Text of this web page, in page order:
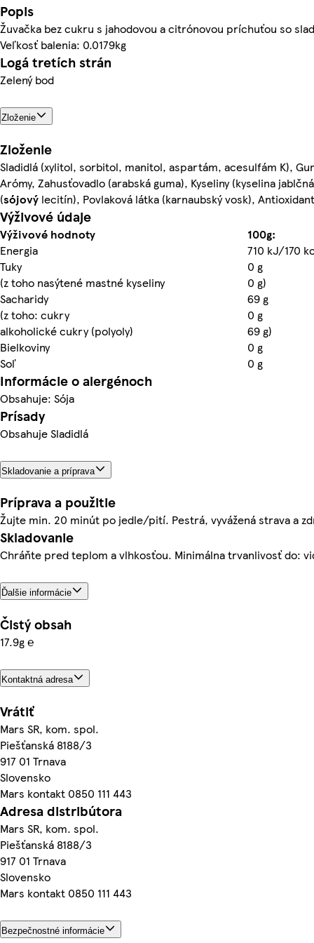
Popis
Žuvačka bez cukru s jahodovou a citrónovou príchuťou so
Veľkosť balenia: 0.0179kg
Logá tretích strán
Zelený bod
Zloženie
Zloženie
Sladidlá (xylitol, sorbitol, manitol, aspartám, acesulfám K),
Arómy, Zahusťovadlo (arabská guma), Kyseliny (kyselina
(sójový lecitín), Povlaková látka (karnaubský vosk),
Výživové údaje
Výživové hodnoty
100g:
Energia
710 kJ/170
Tuky
0 g
(z toho nasýtené mastné kyseliny
0 g)
Sacharidy
69 g
(z toho: cukry
0 g
alkoholické cukry (polyoly)
69 g)
Bielkoviny
0 g
Soľ
0 g
Informácie o alergénoch
Obsahuje: Sója
Prísady
Obsahuje Sladidlá
Skladovanie a príprava
Príprava a použitie
Žujte min. 20 minút po jedle/pití. Pestrá, vyvážená strava a
Skladovanie
Chráňte pred teplom a vlhkosťou. Minimálna trvanlivosť do:
Ďalšie informácie
Čistý obsah
17.9g ℮
Kontaktná adresa
Vrátiť
Mars SR, kom. spol.
Piešťanská 8188/3
917 01 Trnava
Slovensko
Mars kontakt 0850 111 443
Adresa distribútora
Mars SR, kom. spol.
Piešťanská 8188/3
917 01 Trnava
Slovensko
Mars kontakt 0850 111 443
Bezpečnostné informácie